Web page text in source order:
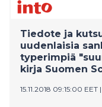
Tiedote ja
uudenlaisia
typerimpiä
kirja Suomen
15.11.2018 09:15:00 EET |